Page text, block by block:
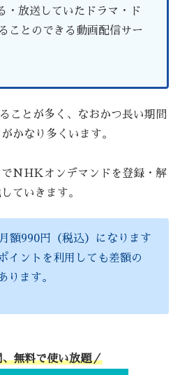
放送していたドラマ・ド
ことのできる動画配信サー
ことが多く、なおかつ長い期間
かなり多くいます。
でNHKオンデマンドを登録・解
ていきます。
額990円（税込）になります
イントを利用しても差額の
ります。
無料で使い放題／